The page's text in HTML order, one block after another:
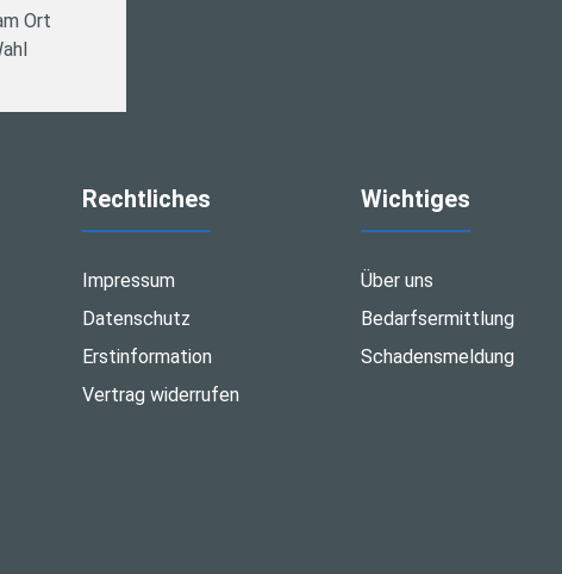
Ort
Rechtliches
Impressum
Datenschutz
Erstinformation
Vertrag widerrufen
Wichtiges
Über uns
Bedarfsermittlung
Schadensmeldung